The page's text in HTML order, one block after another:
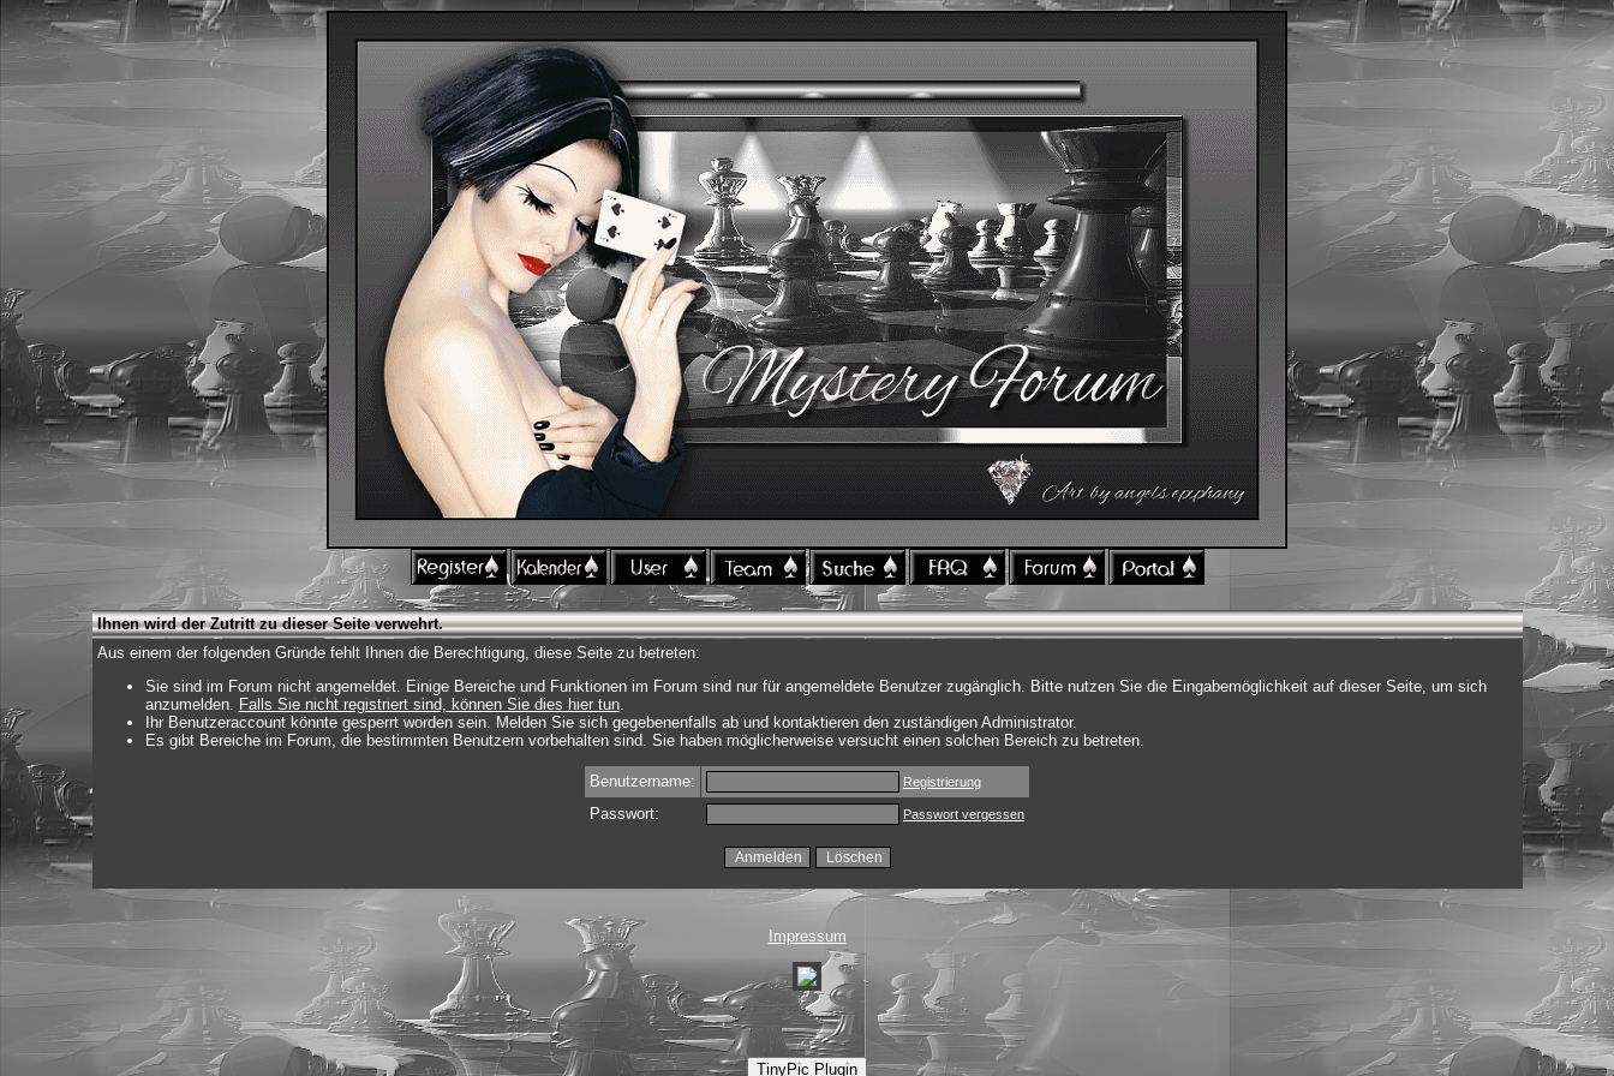
Ihnen wird der Zutritt zu dieser Seite verwehrt.
Aus einem der folgenden Gründe fehlt Ihnen die Berechtigung, diese Seite zu betreten:
Sie sind im Forum nicht angemeldet. Einige Bereiche und Funktionen im Forum sind nur für angemeldete Benutzer zugänglich. Bitte nutzen Sie die Eingabemöglichkeit auf dieser Seite, um sich
anzumelden. Falls Sie nicht registriert sind, können Sie dies hier tun.
Ihr Benutzeraccount könnte gesperrt worden sein. Melden Sie sich gegebenenfalls ab und kontaktieren den zuständigen Administrator.
Es gibt Bereiche im Forum, die bestimmten Benutzern vorbehalten sind. Sie haben möglicherweise versucht einen solchen Bereich zu betreten.
Benutzername: Registrierung
Passwort: Passwort vergessen
Impressum